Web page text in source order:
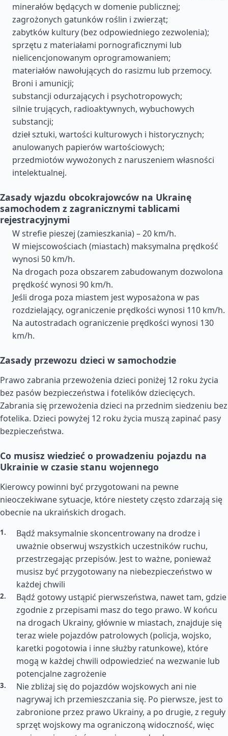
minerałów będących w domenie publicznej;
zagrożonych gatunków roślin i zwierząt;
zabytków kultury (bez odpowiedniego zezwolenia);
sprzętu z materiałami pornograficznymi lub
nielicencjonowanym oprogramowaniem;
materiałów nawołujących do rasizmu lub przemocy.
Broni i amunicji;
substancji odurzających i psychotropowych;
silnie trujących, radioaktywnych, wybuchowych
substancji;
dzieł sztuki, wartości kulturowych i historycznych;
anulowanych papierów wartościowych;
przedmiotów wywożonych z naruszeniem własności
intelektualnej.
Zasady wjazdu obcokrajowców na Ukrainę
samochodem z zagranicznymi tablicami
rejestracyjnymi
W strefie pieszej (zamieszkania) – 20 km/h.
W miejscowościach (miastach) maksymalna prędkość
wynosi 50 km/h.
Na drogach poza obszarem zabudowanym dozwolona
prędkość wynosi 90 km/h.
Jeśli droga poza miastem jest wyposażona w pas
rozdzielający, ograniczenie prędkości wynosi 110 km/h.
Na autostradach ograniczenie prędkości wynosi 130
km/h.
Zasady przewozu dzieci w samochodzie
Prawo zabrania przewożenia dzieci poniżej 12 roku życia
bez pasów bezpieczeństwa i fotelików dziecięcych.
Zabrania się przewożenia dzieci na przednim siedzeniu bez
fotelika. Dzieci powyżej 12 roku życia muszą zapinać pasy
bezpieczeństwa.
Co musisz wiedzieć o prowadzeniu pojazdu na
Ukrainie w czasie stanu wojennego
Kierowcy powinni być przygotowani na pewne
nieoczekiwane sytuacje, które niestety często zdarzają się
obecnie na ukraińskich drogach.
Bądź maksymalnie skoncentrowany na drodze i
uważnie obserwuj wszystkich uczestników ruchu,
przestrzegając przepisów. Jest to ważne, ponieważ
musisz być przygotowany na niebezpieczeństwo w
każdej chwili
Bądź gotowy ustąpić pierwszeństwa, nawet tam, gdzie
zgodnie z przepisami masz do tego prawo. W końcu
na drogach Ukrainy, głównie w miastach, znajduje się
teraz wiele pojazdów patrolowych (policja, wojsko,
karetki pogotowia i inne służby ratunkowe), które
mogą w każdej chwili odpowiedzieć na wezwanie lub
potencjalne zagrożenie
Nie zbliżaj się do pojazdów wojskowych ani nie
nagrywaj ich przemieszczania się. Po pierwsze, jest to
zabronione przez prawo Ukrainy, a po drugie, z reguły
sprzęt wojskowy ma ograniczoną widoczność, więc